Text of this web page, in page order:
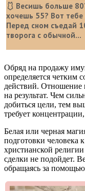
🩱 Весишь больше
хочешь 55? Вот тебе
Перед сном съедай
творога с обычной...
Обряд на продажу
определяется четким
действий. Отношение
на результат. Чем
добиться цели, тем
требует
Белая или черная
подготовки человека
христианской
сделки не подойдет.
обращаясь за помощью